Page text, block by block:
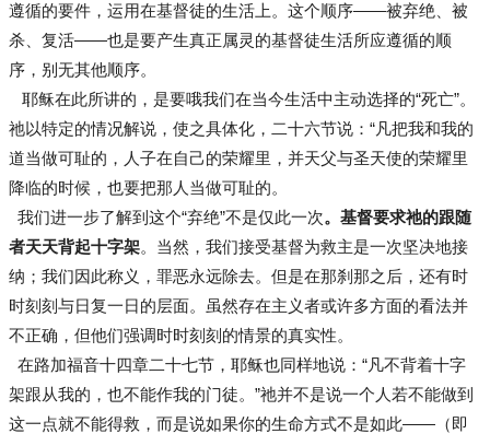
遵循的要件，运用在基督徒的生活上。这个顺序——被弃绝、被
杀、复活——也是要产生真正属灵的基督徒生活所应遵循的顺
序，别无其他顺序。
耶稣在此所讲的，是要哦我们在当今生活中主动选择的“死亡”。
祂以特定的情况解说，使之具体化，二十六节说：“凡把我和我的
道当做可耻的，人子在自己的荣耀里，并天父与圣天使的荣耀里
降临的时候，也要把那人当做可耻的。
我们进一步了解到这个“弃绝”不是仅此一次。基督要求祂的跟随
者天天背起十字架。当然，我们接受基督为救主是一次坚决地接
纳；我们因此称义，罪恶永远除去。但是在那刹那之后，还有时
时刻刻与日复一日的层面。虽然存在主义者或许多方面的看法并
不正确，但他们强调时时刻刻的情景的真实性。
在路加福音十四章二十七节，耶稣也同样地说：“凡不背着十字
架跟从我的，也不能作我的门徒。”祂并不是说一个人若不能做到
这一点就不能得救，而是说如果你的生命方式不是如此——（即